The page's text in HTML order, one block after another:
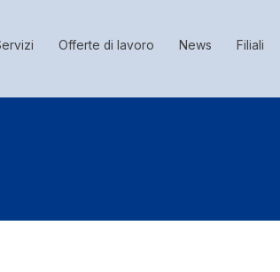
Offerte di lavoro News Filiali